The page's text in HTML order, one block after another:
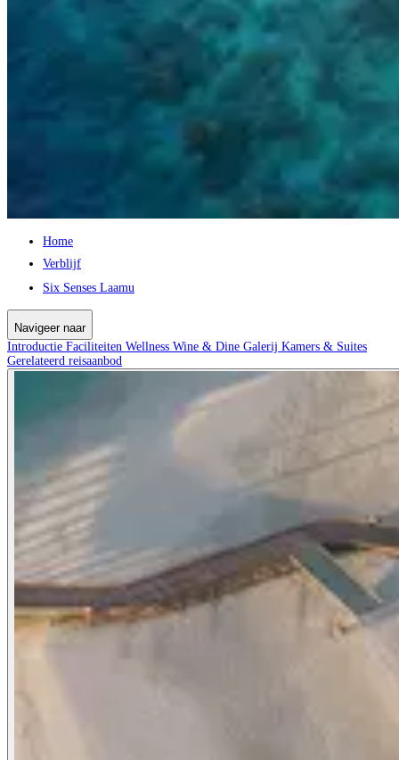
Home
Verblijf
Six Senses Laamu
Navigeer naar
Introductie Faciliteiten Wellness Wine & Dine Galerij Kamers & Suites
Gerelateerd reisaanbod